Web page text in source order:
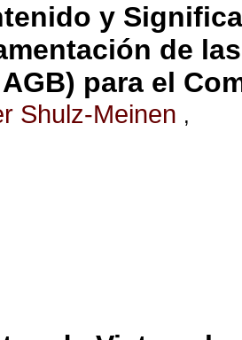
y
de
para el
Shulz-Meinen ,